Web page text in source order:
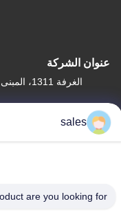
عنوان الشركة
عنوان المصنع
رقم 318
sales
are you looking for?